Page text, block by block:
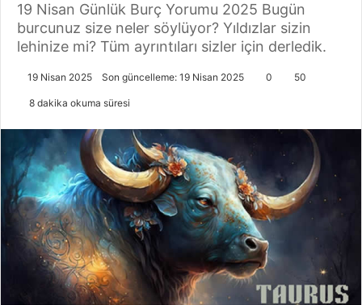
19 Nisan Günlük Burç Yorumu 2025 Bugün
burcunuz size neler söylüyor? Yıldızlar sizin
lehinize mi? Tüm ayrıntıları sizler için derledik.
19 Nisan 2025 Son güncelleme: 19 Nisan 2025 0 50
8 dakika okuma süresi